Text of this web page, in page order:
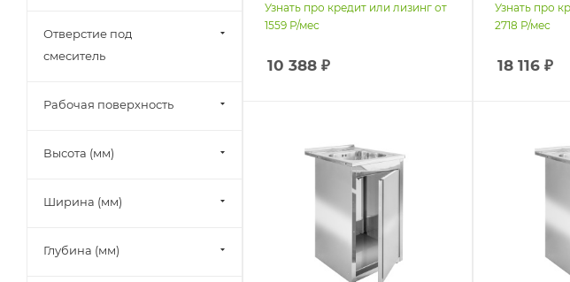
Узнать про кредит или лизинг от
1559 Р/мес
10 388 ₽
Узнать про
2718 Р/мес
18 116₽
Отверстие под
смеситель
Рабочая поверхность
Высота (мм)
Ширина (мм)
Глубина (мм)